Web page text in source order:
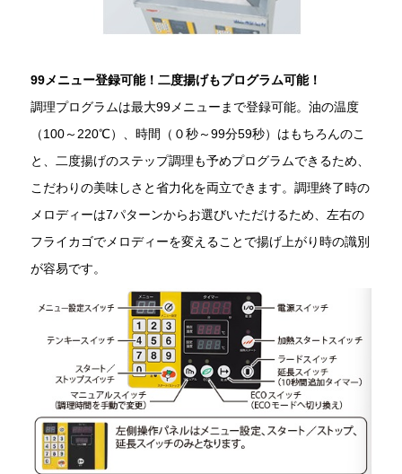
99メニュー登録可能！二度揚げもプログラム可能！
調理プログラムは最大99メニューまで登録可能。油の温度
（100～220℃）、時間（０秒～99分59秒）はもちろんのこ
と、二度揚げのステップ調理も予めプログラムできるため、
こだわりの美味しさと省力化を両立できます。調理終了時の
メロディーは7パターンからお選びいただけるため、左右の
フライカゴでメロディーを変えることで揚げ上がり時の識別
が容易です。